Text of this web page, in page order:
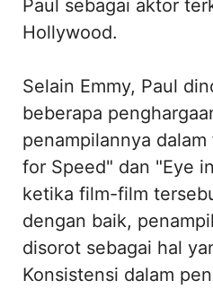
Paul sebagai aktor
Hollywood.
Selain Emmy, Paul
beberapa
penampilannya
for Speed" dan "Eye
ketika film-film
dengan baik,
disorot sebagai hal
Konsistensi dalam